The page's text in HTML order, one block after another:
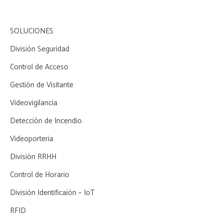
SOLUCIONES
División Seguridad
Control de Acceso
Gestión de Visitante
Videovigilancia
Detección de Incendio
Videoporteria
División RRHH
Control de Horario
División Identificaión – IoT
RFID